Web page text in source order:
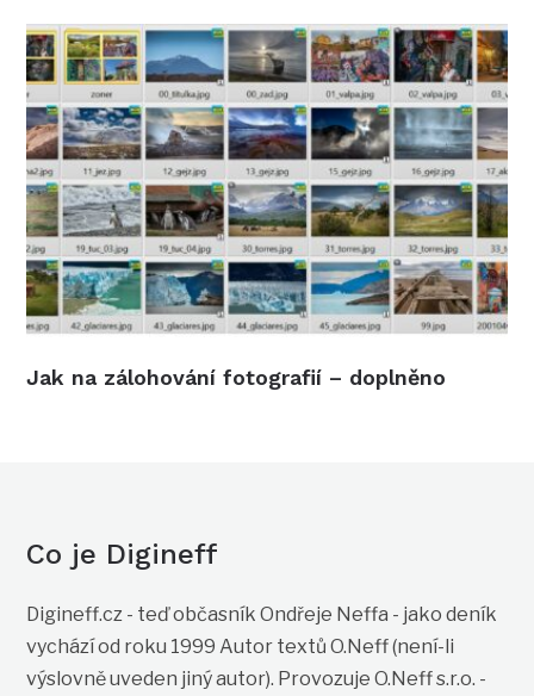
Jak na zálohování fotografií – doplněno
Co je Digineff
Digineff.cz - teď občasník Ondřeje Neffa - jako deník
vychází od roku 1999 Autor textů O.Neff (není-li
výslovně uveden jiný autor). Provozuje O.Neff s.r.o. -